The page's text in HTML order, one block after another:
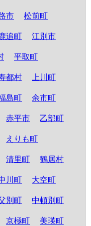
市 松前町
追町 江別市
平取町
都村 上川町
島町 余市町
赤平市 乙部町
えりも町
清里町 鶴居村
川町 大空町
別町 中頓別町
京極町 美瑛町